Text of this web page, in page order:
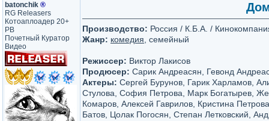
batonchik ®
RG Releasers
Котоаплоадер 20+
PB
Почетный Куратор
Видео
Производство: Россия / К.Б.А. /
Жанр: комедия , семейный
Режиссер: Виктор Лакисов
Продюсер: Сарик Андреасян, Гевонд
Актеры: Сергей Бурунов, Гарик Харламов,
Стулова, София Петрова, Марк Богатырев,
Комаров, Алексей Гаврилов, Кристина
Батов, Цолак Погосян, Степан Летковский,